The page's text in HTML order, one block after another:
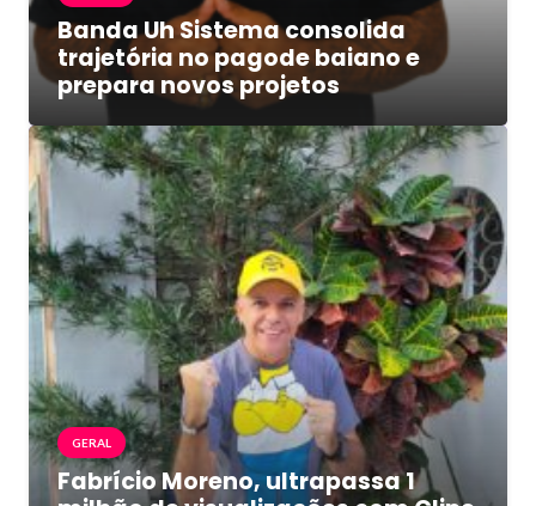
Banda Uh Sistema consolida
trajetória no pagode baiano e
prepara novos projetos
GERAL
Fabrício Moreno, ultrapassa 1